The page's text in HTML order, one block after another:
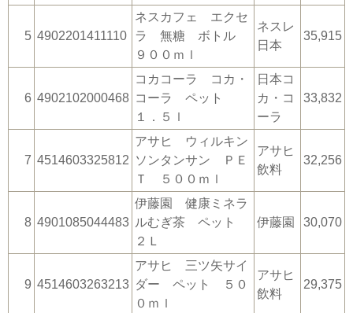
5 4902201411110
ネスカフェ エクセ
ラ 無糖 ボトル
９００ｍｌ
ネスレ
日本
35,915
6 4902102000468
コカコーラ コカ・
コーラ ペット
１．５ｌ
日本コ
カ・コ
ーラ
33,832
7 4514603325812
アサヒ ウィルキン
ソンタンサン ＰＥ
Ｔ ５００ｍｌ
アサヒ
飲料
32,256
8 4901085044483
伊藤園 健康ミネラ
ルむぎ茶 ペット
２Ｌ
伊藤園 30,070
9 4514603263213
アサヒ 三ツ矢サイ
ダー ペット ５０
０ｍｌ
アサヒ
飲料
29,375